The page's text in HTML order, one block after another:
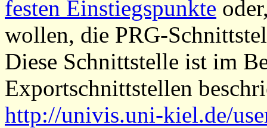
festen Einstiegspunkte
wollen, die PRG-
Diese Schnittstelle ist im
Exportschnittstellen
http://univis.uni-kiel.de/